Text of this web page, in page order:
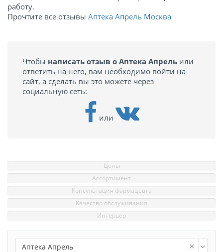
работу.
Прочтите все отзывы Аптека Апрель Москва
Чтобы написать отзыв о Аптека Апрель или
ответить на него, вам необходимо войти на
сайт, а сделать вы это можете через
социальную сеть:
или
Цены
Ассортимент
Консультация фармацевта
Качество обслуживания
Интерьер
Аптека Апрель